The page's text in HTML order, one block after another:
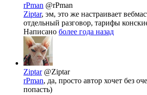
rPman @rPman
Ziptar, эм, это же настраивает
отдельный разговор, тарифы
Написано более года назад
Ziptar @Ziptar
rPman, да, просто автор хочет без
попасть)